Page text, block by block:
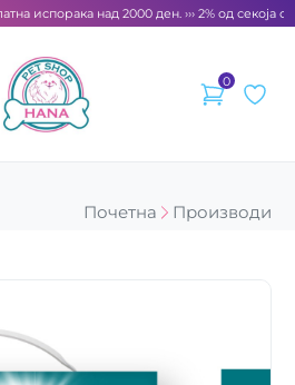
испорака над 2000 ден. ››› 2% од секоја
0
Почетна
Производи